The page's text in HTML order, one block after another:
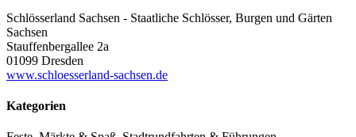
Schlösserland Sachsen - Staatliche Schlösser, Burgen und Gärten
Sachsen
Stauffenbergallee 2a
01099 Dresden
www.schloesserland-sachsen.de
Kategorien